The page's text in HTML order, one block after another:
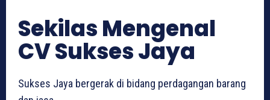
Sekilas Mengenal
CV Sukses Jaya
Sukses Jaya bergerak di bidang perdagangan barang